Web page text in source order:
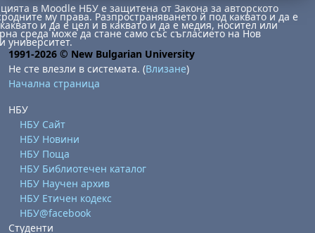
в Moodle НБУ е защитена от Закона за авторското
му права. Разпространяването й под каквато и да е
и да е цел и в каквато и да е медия, носител или
среда може да стане само със съгласието на Нов
университет.
1991-2026 © New Bulgarian University
Не сте влезли в системата. (Влизане)
Начална страница
НБУ
НБУ Сайт
НБУ Новини
НБУ Поща
НБУ Библиотечен каталог
НБУ Научен архив
НБУ Етичен кодекс
НБУ@facebook
Студенти